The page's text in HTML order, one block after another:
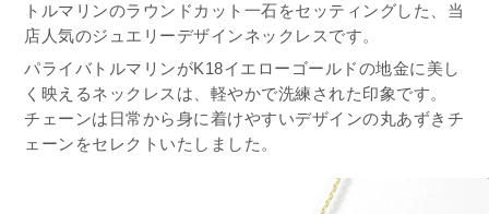
トルマリンのラウンドカット一石をセッティングした、当
店人気のジュエリーデザインネックレスです。
パライバトルマリンがK18イエローゴールドの地金に美し
く映えるネックレスは、軽やかで洗練された印象です。
チェーンは日常から身に着けやすいデザインの丸あずきチ
ェーンをセレクトいたしました。